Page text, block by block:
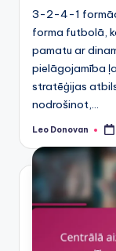
3-2-4-1
forma futbolā,
pamatu ar
pielāgojamība
stratēģijas
nodrošinot,…
Posted
Leo Donovan